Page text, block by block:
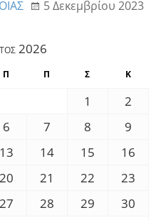
5 Δεκεμβρίου 2023
2026
Π Π Σ Κ
1
2
6 7 8
9
13 14 15
16
20 21 22
23
27 28 29
30